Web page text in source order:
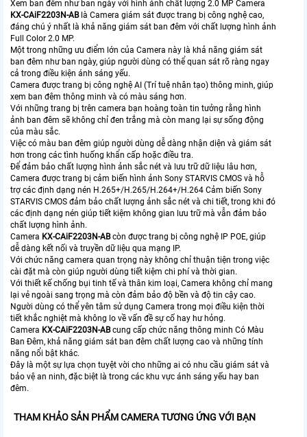
Xem ban đêm như ban ngày với hình ảnh chất lượng 2.0 MP Camera
KX-CAiF2203N-ABlà Camera giám sát được trang bị công nghệ cao,
đáng chú ý nhất là khả năng giám sát ban đêm với chất lượng hình ảnh
Full Color 2.0 MP.
Một trong những ưu điểm lớn của Camera này là khả năng giám sát
ban đêm như ban ngày, giúp người dùng có thể quan sát rõ ràng ngay
cả trong điều kiện ánh sáng yếu.
Camera được trang bị công nghệ AI (Trí tuệ nhân tạo) thông minh, giúp
xem ban đêm thông minh và có màu sáng hơn.
Với những trang bị trên camera bạn hoàng toàn tin tưởng rằng hình
ảnh ban đêm sẽ không chỉ đen trắng mà còn mang lại sự sống động
của màu sắc.
Việc có màu ban đêm giúp người dùng dễ dàng nhận diện và giám sát
hơn trong các tình huống khẩn cấp hoặc điều tra.
Để đảm bảo chất lượng hình ảnh sắc nét và lưu trữ dữ liệu lâu hơn,
Camera được trang bị cảm biến hình ảnh Sony STARVIS CMOS và hỗ
trợ các định dạng nén H.265+/H.265/H.264+/H.264 Cảm biến Sony
STARVIS CMOS đảm bảo chất lượng ảnh sắc nét và chi tiết, trong khi đó
các định dạng nén giúp tiết kiệm không gian lưu trữ mà vẫn đảm bảo
chất lượng hình ảnh.
Camera KX-CAiF2203N-ABcòn được trang bị công nghệ IP POE, giúp
dễ dàng kết nối và truyền dữ liệu qua mạng IP.
Với chức năng camera quan trọng này không chỉ thuận tiện trong việc
cài đặt mà còn giúp người dùng tiết kiệm chi phí và thời gian.
Với thiết kế chống bụi tinh tế và thân kim loại, Camera không chỉ mang
lại vẻ ngoài sang trọng mà còn đảm bảo độ bền và độ tin cậy cao.
Người dùng có thể yên tâm sử dụng Camera trong mọi điều kiện thời
tiết khắc nghiệt mà không lo về vấn đề sự cố hay hư hỏng.
Camera KX-CAiF2203N-ABcung cấp chức năng thông minh Có Màu
Ban Đêm, khả năng giám sát ban đêm chất lượng cao và những tính
năng nổi bật khác.
Đây là một sự lựa chọn tuyệt vời cho những ai có nhu cầu giám sát và
bảo vệ an ninh, đặc biệt là trong các khu vực ánh sáng yếu hay ban
đêm.
THAM KHẢO SẢN PHẨM CAMERA TƯƠNG ỨNG VỚI BẠN